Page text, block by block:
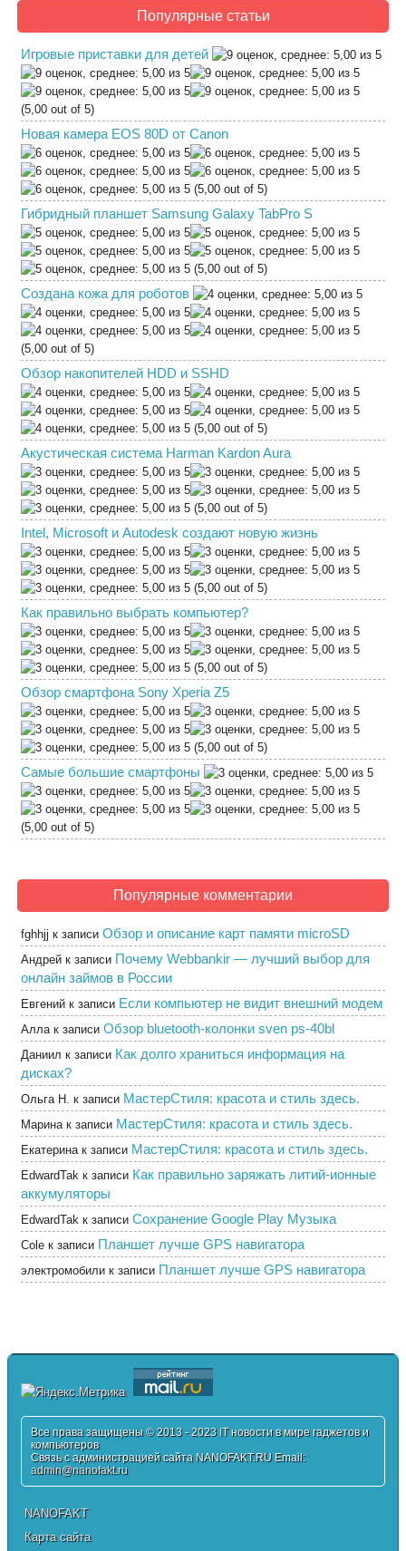
Популярные статьи
Игровые приставки для детей
(5,00 out of 5)
Новая камера EOS 80D от Canon
(5,00 out of 5)
Гибридный планшет Samsung Galaxy TabPro S
(5,00 out of 5)
Создана кожа для роботов
(5,00 out of 5)
Обзор накопителей HDD и SSHD
(5,00 out of 5)
Акустическая система Harman Kardon Aura
(5,00 out of 5)
Intel, Microsoft и Autodesk создают новую жизнь
(5,00 out of 5)
Как правильно выбрать компьютер?
(5,00 out of 5)
Обзор смартфона Sony Xperia Z5
(5,00 out of 5)
Самые большие смартфоны
(5,00 out of 5)
Популярные комментарии
fghhjj к записи Обзор и описание карт памяти microSD
Андрей к записи Почему Webbankir — лучший выбор для
онлайн займов в России
Евгений к записи Если компьютер не видит внешний модем
Аллак записи Обзор bluetooth-колонки sven ps-40bl
Даниил к записи Как долго храниться информация на
дисках?
Ольга Н. к записи МастерСтиля: красота и стиль здесь.
Маринак записи МастерСтиля: красота и стиль здесь.
Екатеринак записи МастерСтиля: красота и стиль здесь.
EdwardTak к записи Как правильно заряжать литий-ионные
аккумуляторы
EdwardTak к записи Сохранение Google Play Музыка
Cole к записи Планшет лучше GPS навигатора
электромобили к записи Планшет лучше GPS навигатора
Все права защищены © 2013 - 2023 IT новости в мире гаджетов и
компьютеров
Связь с администрацией сайта NANOFAKT.RU Email:
admin@nanofakt.ru
NANOFAKT
Карта сайта